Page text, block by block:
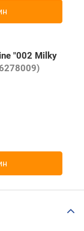
"002 Milky